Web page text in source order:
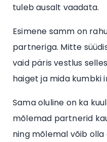
tuleb ausalt vaadata.
Esimene samm on
partneriga. Mitte
vaid päris vestlus
haiget ja mida kumbki
Sama oluline on ka
mõlemad partnerid
ning mõlemal võib